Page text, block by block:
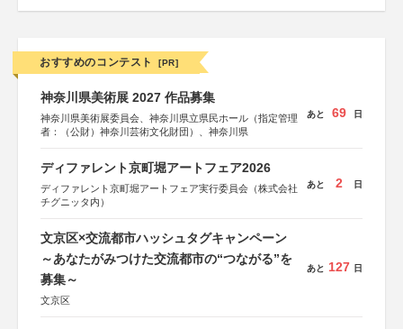
おすすめのコンテスト [PR]
神奈川県美術展 2027 作品募集
神奈川県美術展委員会、神奈川県立県民ホール（指定管理
者：（公財）神奈川芸術文化財団）、神奈川県
あと 69 日
ディファレント京町堀アートフェア2026
ディファレント京町堀アートフェア実行委員会（株式会社
チグニッタ内）
あと 2 日
文京区×交流都市ハッシュタグキャンペーン
～あなたがみつけた交流都市の“つながる”を
募集～
文京区
あと 127 日